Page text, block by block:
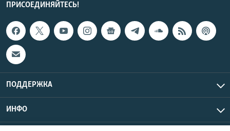
ПРИСОЕДИНЯЙТЕСЬ!
ПОДДЕРЖКА
ИНФО